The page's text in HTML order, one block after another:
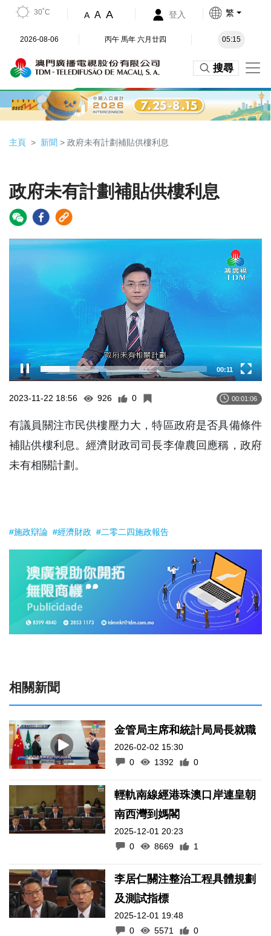
30˚C A A A 登入 繁
2026-08-06 丙午 馬年 六月廿四 05:15
搜尋
主頁 新聞 > 政府未有計劃補貼供樓利息
政府未有計劃補貼供樓利息
Video
00:12
2023-11-22 18:56 926 0 00:01:06
有議員關注市民供樓壓力大，特區政府是否具備條件
補貼供樓利息。經濟財政司司長李偉農回應稱，政府
未有相關計劃。
#施政辯論 #經濟財政 #二零二四施政報告
相關新聞
金管局主席和統計局局長就職
2026-02-02 15:30
0
1392 0
輕軌南線經港珠澳口岸連皇朝
南西灣到媽閣
2025-12-01 20:23
0
8669 1
李居仁關注整治工程具體規劃
及測試指標
2025-12-01 19:48
0
5571 0